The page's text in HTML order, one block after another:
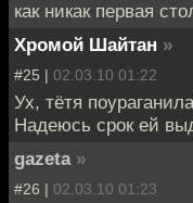
как никак первая
Хромой Шайтан »
#25 | 02.03.10 01:22
Ух, тётя
Надеюсь срок ей
gazeta »
#26 | 02.03.10 01:23